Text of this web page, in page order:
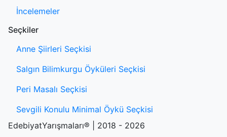
İncelemeler
Seçkiler
Anne Şiirleri Seçkisi
Salgın Bilimkurgu Öyküleri Seçkisi
Peri Masalı Seçkisi
Sevgili Konulu Minimal Öykü Seçkisi
EdebiyatYarışmaları® | 2018 - 2026